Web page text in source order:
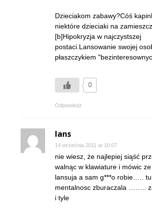
Dzieciakom zabawy?Cóś
niektóre dzieciaki na
[b]Hipokryzja w najczystszej
postaci.Lansowanie swojej
płaszczykiem
0
Odpowiedz
lans
14 września 2011 at 10:07
nie wiesz, że najlepiej siąść
walnąc w klawiature i mówic
lansuja a sam g***o robie…..
mentalnosc zburaczala ……..
i tyle